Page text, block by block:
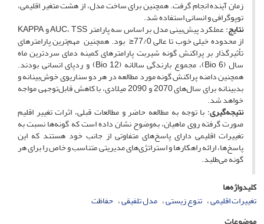
زمان آینده انجام گرفت. همچنین برای ساخت مدل، از هشت متغیر اقلیمی،
توپوگرافی و انسانی استفاده شد.
نتایج : عملکرد پیش‌بینی مدل بر اساس سه پارامتر AUC، TSS و KAPPA
از محدوده خیلی خوب تا عالی 77/0≤ بود. همچنین مهم‌ترین پارامترهای
تأثیرگذار بر پراکنش گونه شیربت پارامترهای کمینه دمای سردترین ماه
سال (Bio 6)، مجموع بارندگی سالانه (Bio 12) و ردپای انسانی بودند.
همچنین دامنه پراکنش گونه مورد مطالعه در هر دو سناریوی خوش‌بینانه و
بدبینانه برای سال‌های 2070 و 2090 میلادی، با کاهش قابل‌توجهی مواجه
خواهد شد.
نتیجه‌گیری: با توجه به مطالعه حاضر و مطالعات قبلی، اثرات تغییر اقلیم
صورت گرفته روی ماهیان، به‌وضوح نشان داده است که گونه‌ها نسبت به
تغییرات اقلیمی دارای پاسخ‌های متفاوتی از جانب خود هستند که این
پاسخ‌ها، ارائه راهکارها و استراتژی‌های مدیریتی متناسب و خاص را برای هر
گونه می‌طلبد.
کلیدواژه‌ها
تغییرات اقلیمی تنوع زیستی مدل تلفیقی حفاظت